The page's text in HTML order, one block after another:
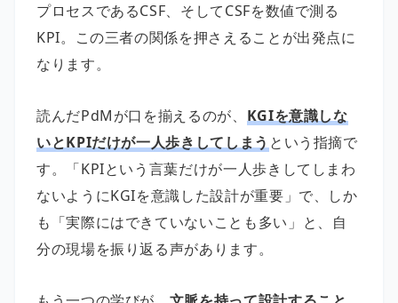
プロセスであるCSF、そしてCSFを数値で測る
KPI。この三者の関係を押さえることが出発点に
なります。
読んだPdMが口を揃えるのが、 KGIを意識しな
いとKPIだけが一人歩きしてしまう という指摘で
す。「KPIという言葉だけが一人歩きしてしまわ
ないようにKGIを意識した設計が重要」で、しか
も「実際にはできていないことも多い」と、自
分の現場を振り返る声があります。